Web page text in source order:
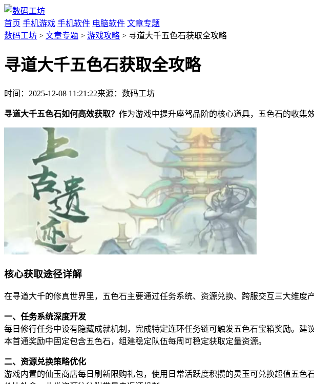
首页 手机游戏 手机软件 电脑软件 文章专题
数码工坊 > 文章专题 > 游戏攻略 > 寻道大千五色石获取全攻略
寻道大千五色石获取全攻略
时间：2025-12-08 11:21:22来源：数码工坊
寻道大千五色石如何高效获取？ 作为游戏中提升座驾品阶的核心道具，五色石的收集
核心获取途径详解
在寻道大千的修真世界里，五色石主要通过任务系统、资源兑换、跨服交互三大维度
一、任务系统深度开发
每日修行任务中设有隐藏成就机制，完成特定连环任务链可触发五色石宝箱奖励。
本首通奖励中固定包含五色石，组建稳定队伍每周可稳定获取定量资源。
二、资源兑换策略优化
游戏内置的仙玉商店每日刷新限购礼包，使用日常活跃度积攒的灵玉可兑换超值五